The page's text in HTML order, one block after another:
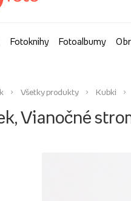
Fotoknihy Fotoalbumy
Všetky produkty Kubki
Vianočné